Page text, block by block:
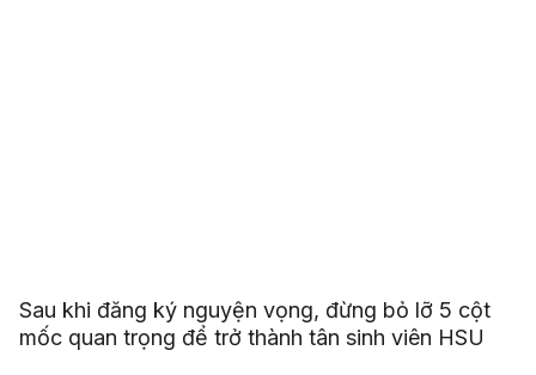
Sau khi đăng ký nguyện vọng, đừng bỏ lỡ 5 cột
mốc quan trọng để trở thành tân sinh viên HSU